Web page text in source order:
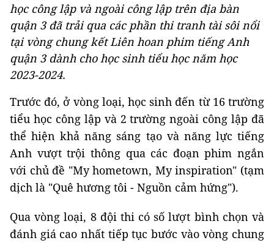
học công lập và ngoài công lập trên địa bàn
quận 3 đã trải qua các phần thi tranh tài sôi nổi
tại vòng chung kết Liên hoan phim tiếng Anh
quận 3 dành cho học sinh tiểu học năm học
2023-2024.
Trước đó, ở vòng loại, học sinh đến từ 16 trường
tiểu học công lập và 2 trường ngoài công lập đã
thể hiện khả năng sáng tạo và năng lực tiếng
Anh vượt trội thông qua các đoạn phim ngắn
với chủ đề "My hometown, My inspiration" (tạm
dịch là "Quê hương tôi - Nguồn cảm hứng").
Qua vòng loại, 8 đội thi có số lượt bình chọn và
đánh giá cao nhất tiếp tục bước vào vòng chung